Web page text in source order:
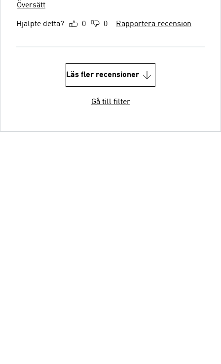
Översätt
Hjälpte detta? 0 0 Rapportera recension
Läs fler recensioner
Gå till filter